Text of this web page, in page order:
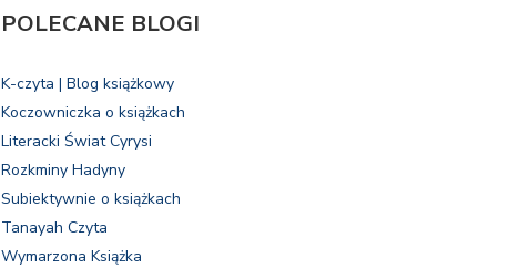
POLECANE BLOGI
K-czyta | Blog książkowy
Koczowniczka o książkach
Literacki Świat Cyrysi
Rozkminy Hadyny
Subiektywnie o książkach
Tanayah Czyta
Wymarzona Książka